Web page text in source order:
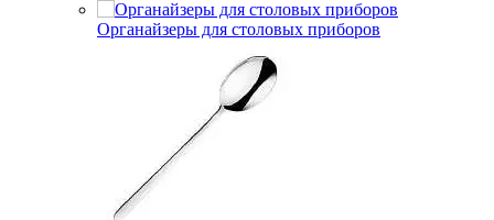
Органайзеры для столовых приборов